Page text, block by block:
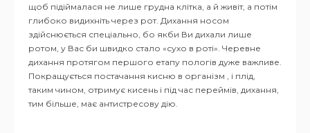
щоб підіймалася не лише грудна клітка, а й живіт, а потім
глибоко видихніть через рот. Дихання носом
здійснюється спеціально, бо якби Ви дихали лише
ротом, у Вас би швидко стало «сухо в роті». Черевне
дихання протягом першого етапу пологів дуже важливе.
Покращується постачання кисню в організм , і плід,
таким чином, отримує кисень і під час переймів, дихання,
тим більше, має антистресову дію.